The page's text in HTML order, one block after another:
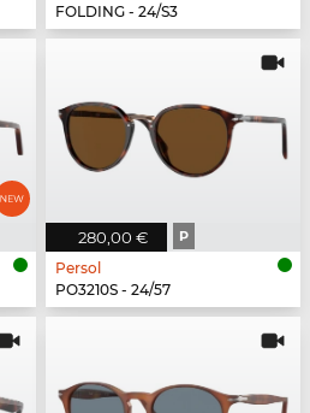
FOLDING - 24/S3
280,00 € P
Persol
PO3210S - 24/57